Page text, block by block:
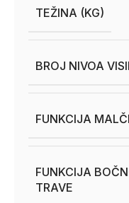
TEŽINA (KG)
BROJ NIVOA
FUNKCIJA
FUNKCIJA
TRAVE